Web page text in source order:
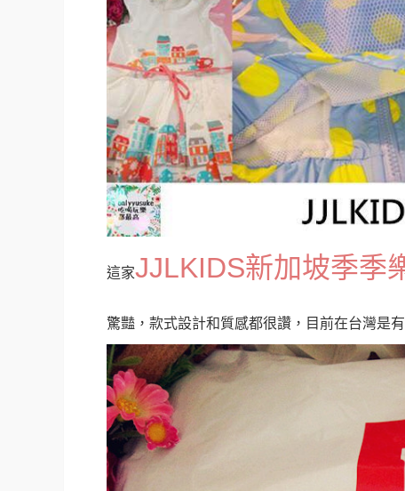
這家JJLKIDS新加坡季季
驚豔，款式設計和質感都很讚，目前在台灣是